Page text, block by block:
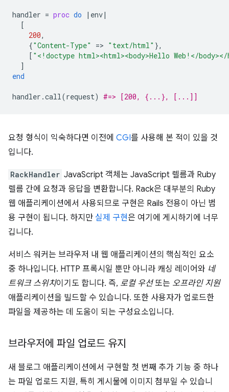
handler = proc do | env|
[
200,
{"Content-Type" => "text/html" },
[ "<!doctype html><html><body>Hello Web!</
]
end
handler .call(request) #=> [200, {...}, [...]]
요청 형식이 익숙하다면 이전에 CGI를 사용해 본 적이 있을 것
입니다.
RackHandler JavaScript 객체는 JavaScript 렐름과 Ruby
렐름 간에 요청과 응답을 변환합니다. Rack은 대부분의 Ruby
웹 애플리케이션에서 사용되므로 구현은 Rails 전용이 아닌 범
용 구현이 됩니다. 하지만 실제 구현은 여기에 게시하기에 너무
깁니다.
서비스 워커는 브라우저 내 웹 애플리케이션의 핵심적인 요소
중 하나입니다. HTTP 프록시일 뿐만 아니라 캐싱 레이어와 네
트워크 스위치이기도 합니다. 즉, 로컬 우선또는 오프라인 지원
애플리케이션을 빌드할 수 있습니다. 또한 사용자가 업로드한
파일을 제공하는 데 도움이 되는 구성요소입니다.
브라우저에 파일 업로드 유지
새 블로그 애플리케이션에서 구현할 첫 번째 추가 기능 중 하나
는 파일 업로드 지원, 특히 게시물에 이미지 첨부일 수 있습니